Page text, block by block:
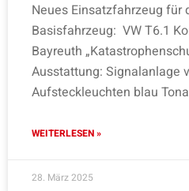
Neues Einsatzfahrzeug für
Basisfahrzeug: VW T6.1
Bayreuth
Ausstattung: Signalanlage
Aufsteckleuchten blau
WEITERLESEN »
28. März 2025